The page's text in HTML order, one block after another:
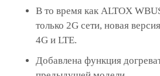
В то время как ALTOX
только 2G сети, новая
4G и LTE.
Добавлена функция